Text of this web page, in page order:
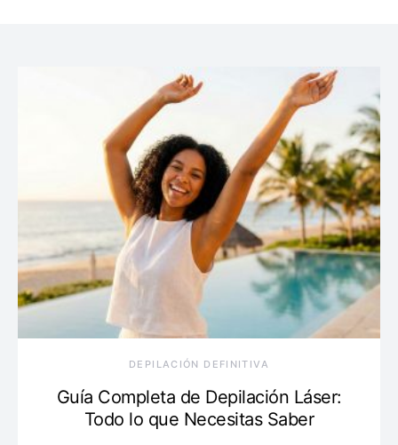
DEPILACIÓN DEFINITIVA
Guía Completa de Depilación Láser:
Todo lo que Necesitas Saber